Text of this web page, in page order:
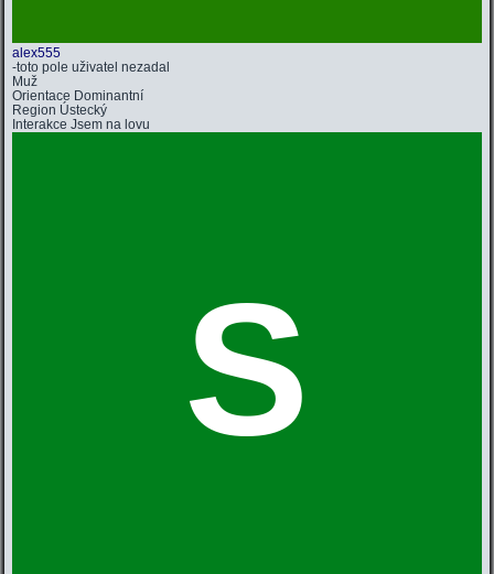
alex555
-toto pole uživatel nezadal
Muž
Orientace Dominantní
Region Ústecký
Interakce Jsem na lovu
S